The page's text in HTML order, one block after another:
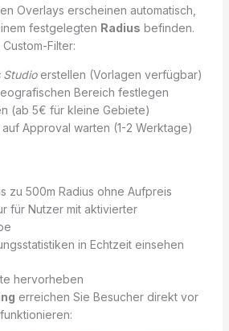
Overlays erscheinen automatisch,
festgelegten Radius befinden.
Filter:
Studioerstellen (Vorlagen verfügbar)
Bereich festlegen
(ab 5€ für kleine Gebiete)
Approval warten (1-2 Werktage)
zu 500m Radius ohne Aufpreis
für Nutzer mit aktivierter
in Echtzeit einsehen
hervorheben
erreichen Sie Besucher direkt vor